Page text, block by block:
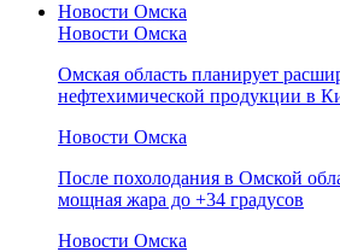
Новости Омска
Новости Омска
Омская область планирует
нефтехимической продукции в
Новости Омска
После похолодания в Омской
мощная жара до +34 градусов
Новости Омска